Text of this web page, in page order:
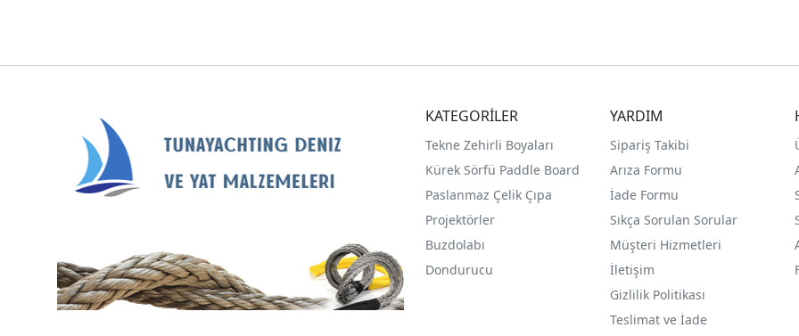
KATEGORİLER
Tekne Zehirli Boyaları
Kürek Sörfü Paddle Board
Paslanmaz Çelik Çıpa
Projektörler
Buzdolabı
Dondurucu
YARDIM
Sipariş Takibi
Arıza Formu
İade Formu
Sıkça Sorulan Sorular
Müşteri Hizmetleri
İletişim
Gizlilik Politikası
Teslimat ve İade